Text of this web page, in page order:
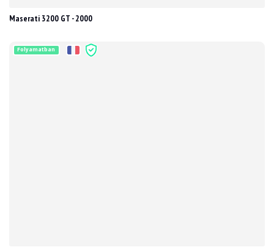
Maserati 3200 GT - 2000
Folyamatban